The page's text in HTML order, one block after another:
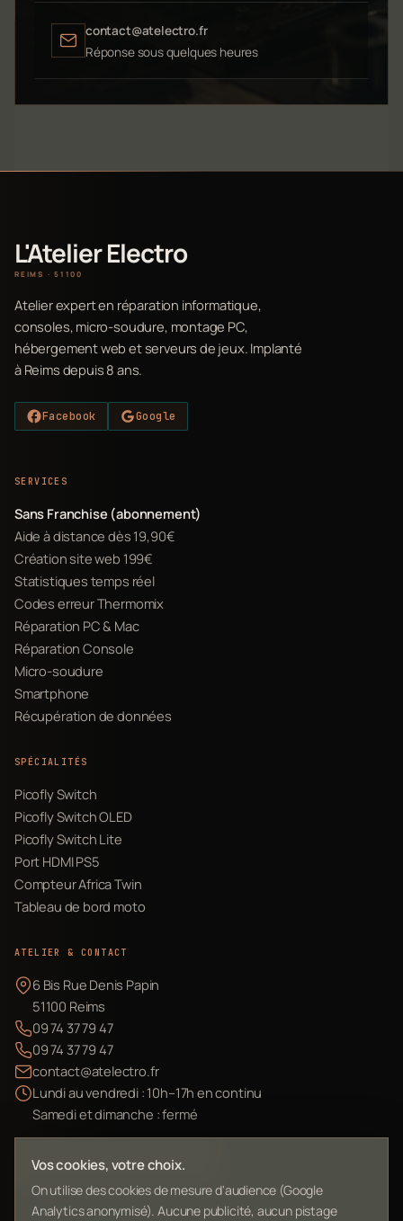
contact@atelectro.fr
Réponse sous quelques heures
L'Atelier Electro
REIMS · 51100
Atelier expert en réparation informatique,
consoles, micro-soudure, montage PC,
hébergement web et serveurs de jeux. Implanté
à Reims depuis 8 ans.
Facebook Google
SERVICES
Sans Franchise (abonnement)
Aide à distance dès 19,90€
Création site web 199€
Statistiques temps réel
Codes erreur Thermomix
Réparation PC & Mac
Réparation Console
Micro-soudure
Smartphone
Récupération de données
SPÉCIALITÉS
Picofly Switch
Picofly Switch OLED
Picofly Switch Lite
Port HDMI PS5
Compteur Africa Twin
Tableau de bord moto
ATELIER & CONTACT
6 Bis Rue Denis Papin
51100 Reims
09 74 37 79 47
09 74 37 79 47
contact@atelectro.fr
Lundi au vendredi : 10h–17h en continu
Samedi et dimanche : fermé
Envoyer mon matériel
Vos cookies, votre choix.
On utilise des cookies de mesure d'audience (Google
Analytics anonymisé). Aucune publicité, aucun pistage